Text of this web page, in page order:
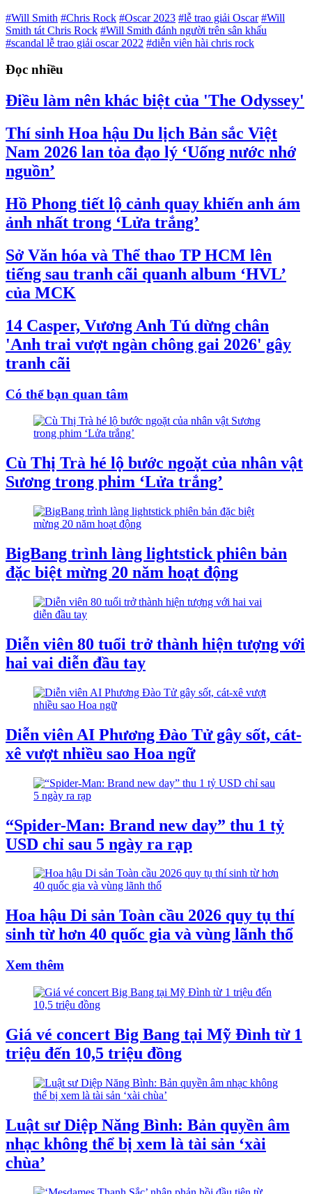
#Will Smith #Chris Rock #Oscar 2023 #lễ trao giải Oscar #Will
Smith tát Chris Rock #Will Smith đánh người trên sân khấu
#scandal lễ trao giải oscar 2022 #diễn viên hài chris rock
Đọc nhiều
Điều làm nên khác biệt của 'The Odyssey'
Thí sinh Hoa hậu Du lịch Bản sắc Việt
Nam 2026 lan tỏa đạo lý ‘Uống nước nhớ
nguồn’
Hồ Phong tiết lộ cảnh quay khiến anh ám
ảnh nhất trong ‘Lửa trắng’
Sở Văn hóa và Thể thao TP HCM lên
tiếng sau tranh cãi quanh album ‘HVL’
của MCK
14 Casper, Vương Anh Tú dừng chân
'Anh trai vượt ngàn chông gai 2026' gây
tranh cãi
Có thể bạn quan tâm
Cù Thị Trà hé lộ bước ngoặt của nhân vật
Sương trong phim ‘Lửa trắng’
BigBang trình làng lightstick phiên bản
đặc biệt mừng 20 năm hoạt động
Diễn viên 80 tuổi trở thành hiện tượng với
hai vai diễn đầu tay
Diễn viên AI Phương Đào Tử gây sốt, cát-
xê vượt nhiều sao Hoa ngữ
“Spider-Man: Brand new day” thu 1 tỷ
USD chỉ sau 5 ngày ra rạp
Hoa hậu Di sản Toàn cầu 2026 quy tụ thí
sinh từ hơn 40 quốc gia và vùng lãnh thổ
Xem thêm
Giá vé concert Big Bang tại Mỹ Đình từ 1
triệu đến 10,5 triệu đồng
Luật sư Diệp Năng Bình: Bản quyền âm
nhạc không thể bị xem là tài sản ‘xài
chùa’